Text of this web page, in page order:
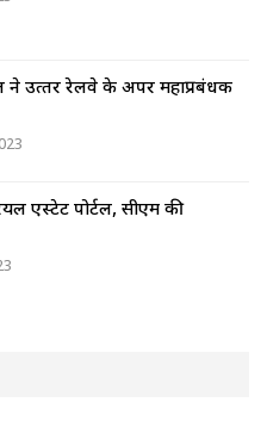
उत्‍तर रेलवे के अपर महाप्रबंधक
एस्टेट पोर्टल, सीएम की